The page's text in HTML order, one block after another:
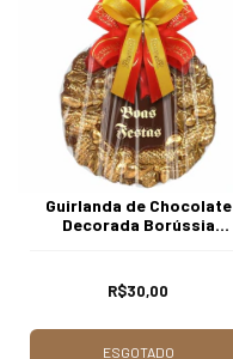
Guirlanda de Chocolate
Decorada Borússia
R$30,00
ESGOTADO